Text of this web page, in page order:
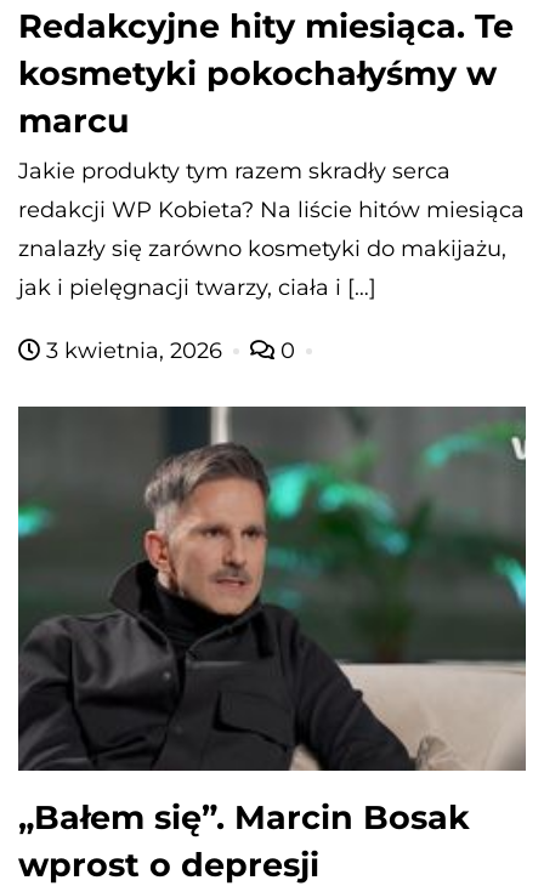
Redakcyjne hity miesiąca. Te
kosmetyki pokochałyśmy w
marcu
Jakie produkty tym razem skradły serca
redakcji WP Kobieta? Na liście hitów miesiąca
znalazły się zarówno kosmetyki do makijażu,
jak i pielęgnacji twarzy, ciała i […]
3 kwietnia, 2026 0
„Bałem się”. Marcin Bosak
wprost o depresji